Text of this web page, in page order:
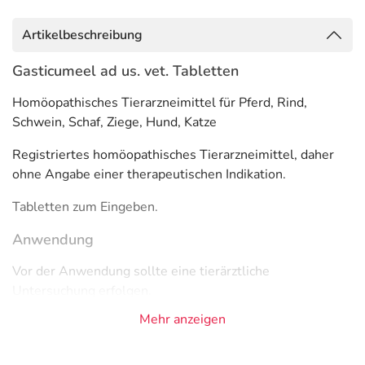
Artikelbeschreibung
Gasticumeel ad us. vet. Tabletten
Homöopathisches Tierarzneimittel für Pferd, Rind,
Schwein, Schaf, Ziege, Hund, Katze
Registriertes homöopathisches Tierarzneimittel, daher
ohne Angabe einer therapeutischen Indikation.
Tabletten zum Eingeben.
Anwendung
Vor der Anwendung sollte eine tierärztliche
Zieltierarten: Pferd, Rind, Schwein, Schaf, Ziege, Hund,
Mehr anzeigen